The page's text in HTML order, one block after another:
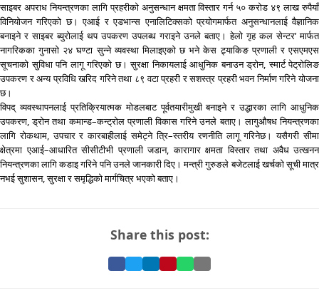
साइबर अपराध नियन्त्रणका लागि प्रहरीको अनुसन्धान क्षमता विस्तार गर्न ५० करोड ४९ लाख रुपैयाँ
विनियोजन गरिएको छ। एआई र एडभान्स एनालिटिक्सको प्रयोगमार्फत अनुसन्धानलाई वैज्ञानिक
बनाइने र साइबर ब्युरोलाई थप उपकरण उपलब्ध गराइने उनले बताए। हेलो गृह कल सेन्टर’ मार्फत
नागरिकका गुनासो २४ घण्टा सुन्ने व्यवस्था मिलाइएको छ भने केस ट्र्याकिङ प्रणाली र एसएमएस
सूचनाको सुविधा पनि लागू गरिएको छ। सुरक्षा निकायलाई आधुनिक बनाउन ड्रोन, स्मार्ट पेट्रोलिङ
उपकरण र अन्य प्रविधि खरिद गरिने तथा ८९ वटा प्रहरी र सशस्त्र प्रहरी भवन निर्माण गरिने योजना
छ।
विपद् व्यवस्थापनलाई प्रतिक्रियात्मक मोडलबाट पूर्वतयारीमुखी बनाइने र उद्धारका लागि आधुनिक
उपकरण, ड्रोन तथा कमान्ड–कन्ट्रोल प्रणाली विकास गरिने उनले बताए। लागुऔषध नियन्त्रणका
लागि रोकथाम, उपचार र कारबाहीलाई समेट्ने त्रि–स्तरीय रणनीति लागू गरिनेछ। यसैगरी सीमा
क्षेत्रमा एआई–आधारित सीसीटीभी प्रणाली जडान, कारागार क्षमता विस्तार तथा अवैध उत्खनन
नियन्त्रणका लागि कडाइ गरिने पनि उनले जानकारी दिए। मन्त्री गुरुङले बजेटलाई खर्चको सूची मात्र
नभई सुशासन, सुरक्षा र समृद्धिको मार्गचित्र भएको बताए।
Share this post:
Share
Share
Share
PinShareShare